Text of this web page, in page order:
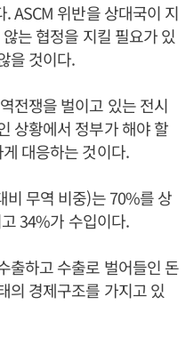
ASCM 위반을 상대국이 지
는 협정을 지킬 필요가 있
을 것이다.
전쟁을 벌이고 있는 전시
상황에서 정부가 해야 할
대응하는 것이다.
비 무역 비중)는 70%를 상
34%가 수입이다.
출하고 수출로 벌어들인 돈
의 경제구조를 가지고 있